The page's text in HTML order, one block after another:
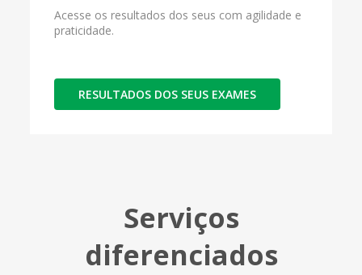
Acesse os resultados dos seus com agilidade e
praticidade.
RESULTADOS DOS SEUS EXAMES
Serviços
diferenciados